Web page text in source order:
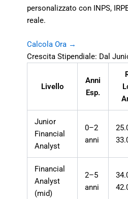
personalizzato con INPS,
reale.
Calcola Ora →
Crescita Stipendiale: Dal
Livello
Anni
Esp.
Junior
Financial
Analyst
0–2
anni
Financial
Analyst
(mid)
2–5
anni